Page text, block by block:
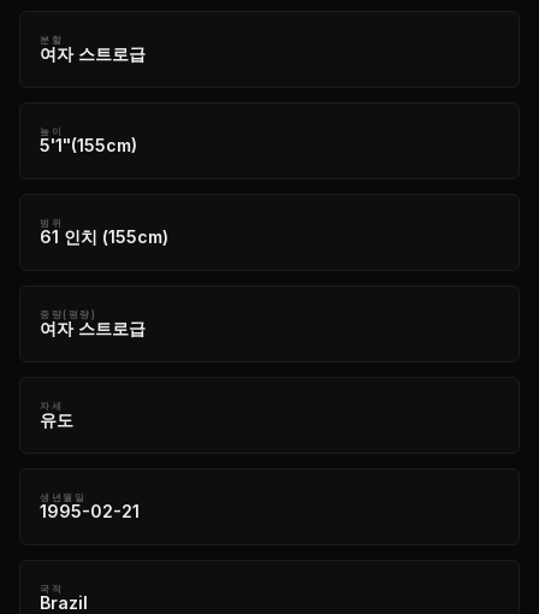
분할
여자 스트로급
높이
5'1"(155cm)
범위
61 인치 (155cm)
중량(평량)
여자 스트로급
자세
유도
생년월일
1995-02-21
국적
Brazil